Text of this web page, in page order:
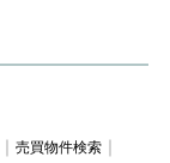
売買物件検索